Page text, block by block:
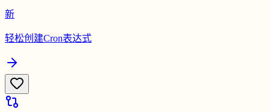
新
轻松创建Cron表达式